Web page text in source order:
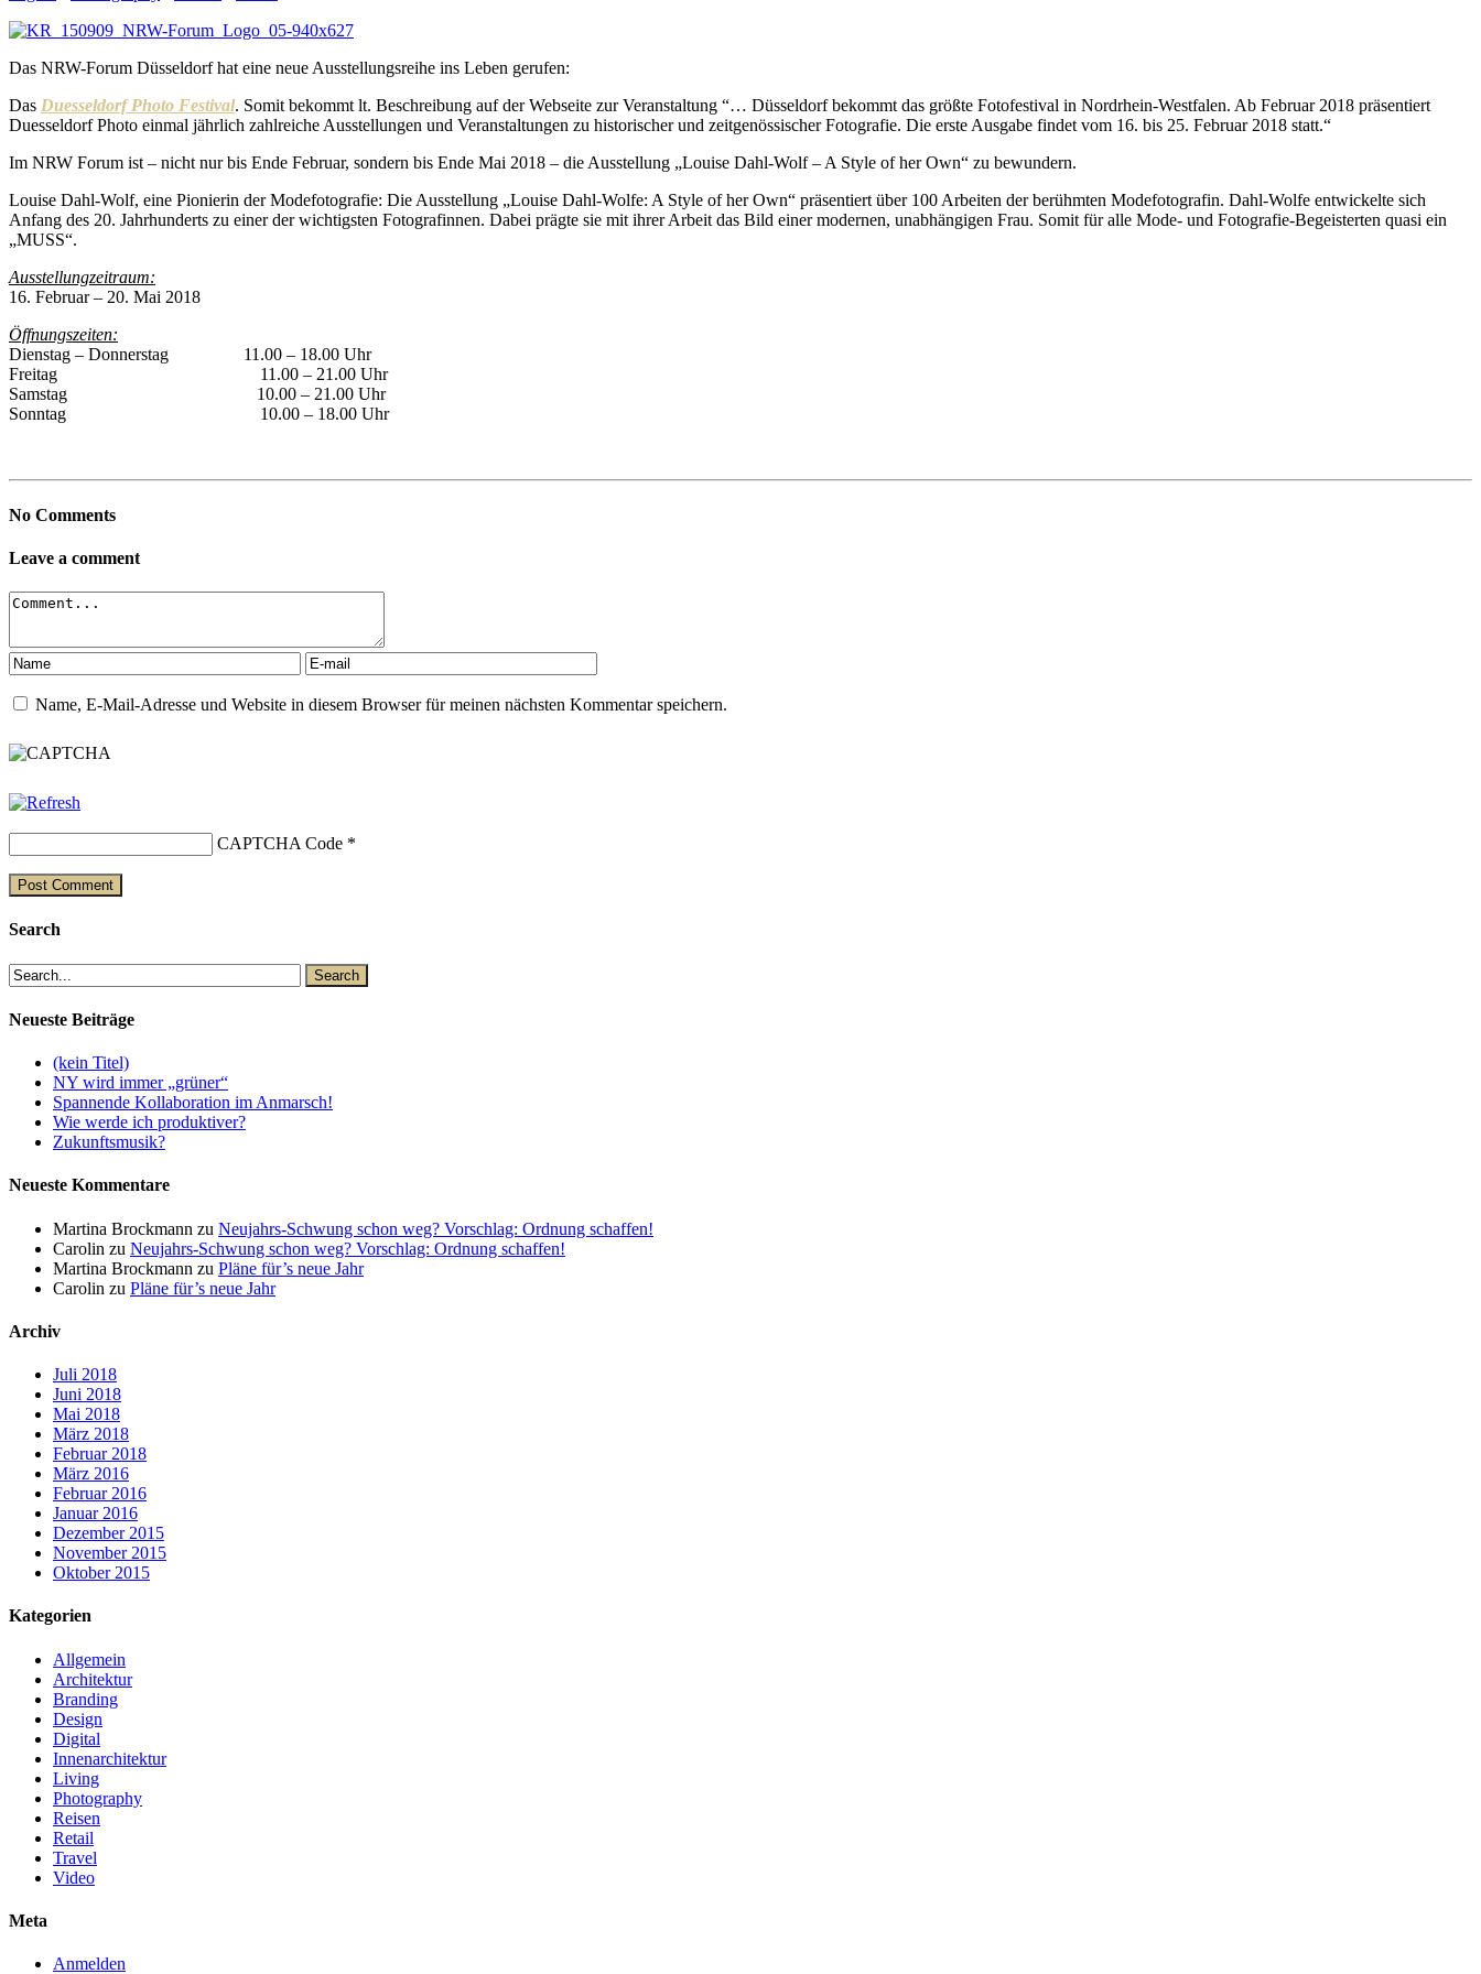
Das NRW-Forum Düsseldorf hat eine neue Ausstellungsreihe ins Leben gerufen:
Das Duesseldorf Photo Festival. Somit bekommt lt. Beschreibung auf der Webseite zur Veranstaltung “… Düsseldorf bekommt das größte Fotofestival in Nordrhein-Westfalen. Ab Februar 2018 präsentiert
Duesseldorf Photo einmal jährlich zahlreiche Ausstellungen und Veranstaltungen zu historischer und zeitgenössischer Fotografie. Die erste Ausgabe findet vom 16. bis 25. Februar 2018 statt.“
Im NRW Forum ist – nicht nur bis Ende Februar, sondern bis Ende Mai 2018 – die Ausstellung „Louise Dahl-Wolf – A Style of her Own“ zu bewundern.
Louise Dahl-Wolf, eine Pionierin der Modefotografie: Die Ausstellung „Louise Dahl-Wolfe: A Style of her Own“ präsentiert über 100 Arbeiten der berühmten Modefotografin. Dahl-Wolfe entwickelte sich
Anfang des 20. Jahrhunderts zu einer der wichtigsten Fotografinnen. Dabei prägte sie mit ihrer Arbeit das Bild einer modernen, unabhängigen Frau. Somit für alle Mode- und Fotografie-Begeisterten quasi ein
„MUSS“.
Ausstellungzeitraum:
16. Februar – 20. Mai 2018
Öffnungszeiten:
Dienstag – Donnerstag 11.00 – 18.00 Uhr
Freitag 11.00 – 21.00 Uhr
Samstag 10.00 – 21.00 Uhr
Sonntag 10.00 – 18.00 Uhr
No Comments
Leave a comment
Name, E-Mail-Adresse und Website in diesem Browser für meinen nächsten Kommentar speichern.
CAPTCHA Code *
Search
Neueste Beiträge
(kein Titel)
NY wird immer „grüner“
Spannende Kollaboration im Anmarsch!
Wie werde ich produktiver?
Zukunftsmusik?
Neueste Kommentare
Martina Brockmann zu Neujahrs-Schwung schon weg? Vorschlag: Ordnung schaffen!
Carolin zu Neujahrs-Schwung schon weg? Vorschlag: Ordnung schaffen!
Martina Brockmann zu Pläne für’s neue Jahr
Carolin zu Pläne für’s neue Jahr
Archiv
Juli 2018
Juni 2018
Mai 2018
März 2018
Februar 2018
März 2016
Februar 2016
Januar 2016
Dezember 2015
November 2015
Oktober 2015
Kategorien
Allgemein
Architektur
Branding
Design
Digital
Innenarchitektur
Living
Photography
Reisen
Retail
Travel
Video
Meta
Anmelden